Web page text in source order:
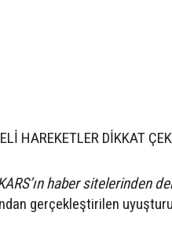
HAREKETLER DİKKAT
haber sitelerinden
gerçekleştirilen